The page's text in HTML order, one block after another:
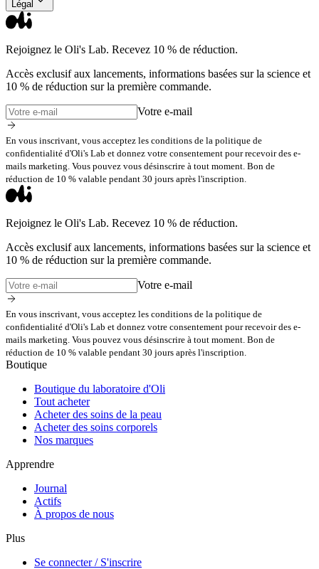
Légal
Rejoignez le Oli's Lab. Recevez 10 % de réduction.
Accès exclusif aux lancements, informations basées sur la science et
10 % de réduction sur la première commande.
Votre e-mail
En vous inscrivant, vous acceptez les conditions de la politique de
confidentialité d'Oli's Lab et donnez votre consentement pour recevoir des e-
mails marketing. Vous pouvez vous désinscrire à tout moment. Bon de
réduction de 10 % valable pendant 30 jours après l'inscription.
Rejoignez le Oli's Lab. Recevez 10 % de réduction.
Accès exclusif aux lancements, informations basées sur la science et
10 % de réduction sur la première commande.
Votre e-mail
En vous inscrivant, vous acceptez les conditions de la politique de
confidentialité d'Oli's Lab et donnez votre consentement pour recevoir des e-
mails marketing. Vous pouvez vous désinscrire à tout moment. Bon de
réduction de 10 % valable pendant 30 jours après l'inscription.
Boutique
Boutique du laboratoire d'Oli
Tout acheter
Acheter des soins de la peau
Acheter des soins corporels
Nos marques
Apprendre
Journal
Actifs
À propos de nous
Plus
Se connecter / S'inscrire